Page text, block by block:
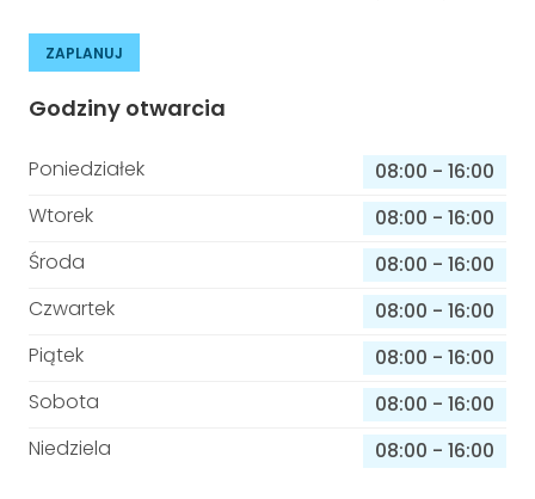
ZAPLANUJ
Godziny otwarcia
Poniedziałek 08:00 - 16:00
Wtorek
08:00 - 16:00
Środa
08:00 - 16:00
Czwartek
08:00 - 16:00
Piątek
08:00 - 16:00
Sobota
08:00 - 16:00
Niedziela
08:00 - 16:00